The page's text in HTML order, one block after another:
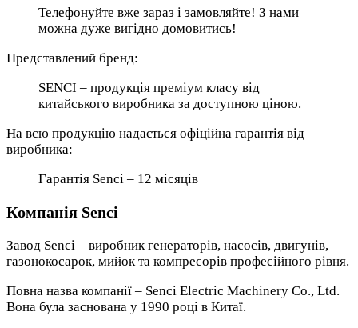
Телефонуйте вже зараз і замовляйте! З нами
можна дуже вигідно домовитись!
Представлений бренд:
SENCI – продукція преміум класу від
китайського виробника за доступною ціною.
На всю продукцію надається офіційна гарантія від
виробника:
Гарантія Senci – 12 місяців
Компанія Senci
Завод Senci – виробник генераторів, насосів, двигунів,
газонокосарок, мийок та компресорів професійного рівня.
Повна назва компанії – Senci Electric Machinery Co., Ltd.
Вона була заснована у 1990 році в Китаї.